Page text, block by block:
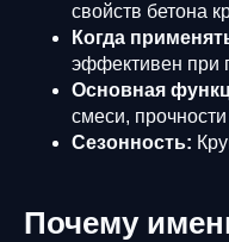
свойств бетона
Когда
эффективен при
Основная
смеси, прочности
Сезонность:
Почему